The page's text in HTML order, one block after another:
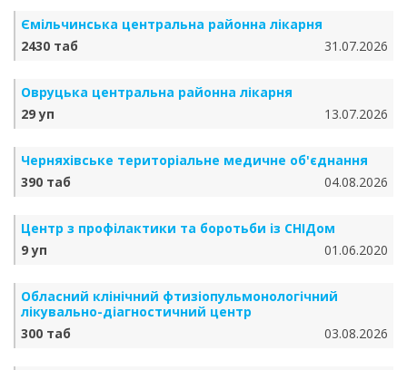
Ємільчинська центральна районна лікарня
2430 таб
31.07.2026
Овруцька центральна районна лікарня
29 уп
13.07.2026
Черняхівське територіальне медичне об'єднання
390 таб
04.08.2026
Центр з профілактики та боротьби із СНІДом
9 уп
01.06.2020
Обласний клінічний фтизіопульмонологічний
лікувально-діагностичний центр
300 таб
03.08.2026